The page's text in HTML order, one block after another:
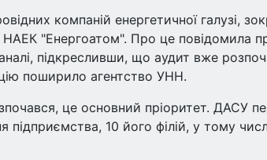
компаній енергетичної галузі,
НАЕК "Енергоатом". Про це повідомила
підкресливши, що аудит вже
поширило агентство УНН.
це основний пріоритет. ДАСУ
підприємства, 10 його філій, у тому